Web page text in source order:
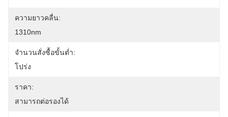
ความยาวคลื่น:
1310nm
จำนวนสั่งซื้อขั้นต่ำ:
โปร่ง
ราคา:
สามารถต่อรองได้